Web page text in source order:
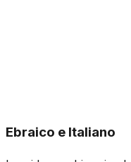
Ebraico e Italiano